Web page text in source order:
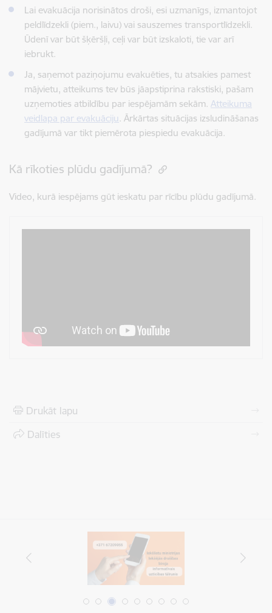
Lai evakuācija norisinātos droši, esi uzmanīgs, izmantojot
peldlīdzekli (piem., laivu) vai sauszemes transportlīdzekli.
Ūdenī var būt šķēršļi, ceļi var būt izskaloti, tie var arī
iebrukt.
Ja, saņemot paziņojumu evakuēties, tu atsakies pamest
mājvietu, atteikums tev būs jāapstiprina rakstiski, pašam
uzņemoties atbildību par iespējamām sekām. Atteikuma
veidlapa par evakuāciju . Ārkārtas situācijas izsludināšanas
gadījumā var tikt piemērota piespiedu evakuācija.
Kā rīkoties plūdu gadījumā?
Video, kurā iespējams gūt ieskatu par rīcību plūdu gadījumā.
Drukāt lapu
Dalīties